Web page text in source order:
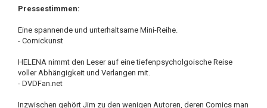
Pressestimmen:
Eine spannende und unterhaltsame Mini-Reihe.
- Comickunst
HELENA nimmt den Leser auf eine tiefenpsycholgoische Reise
voller Abhängigkeit und Verlangen mit.
- DVDFan.net
Inzwischen gehört Jim zu den wenigen Autoren, deren Comics man